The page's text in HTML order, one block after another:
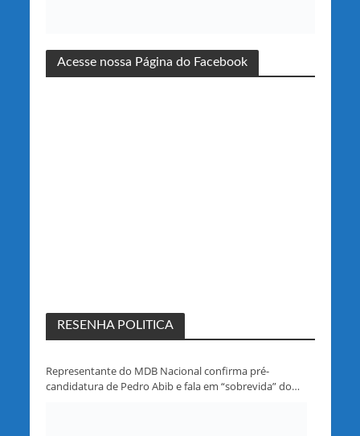
Acesse nossa Página do Facebook
RESENHA POLITICA
Representante do MDB Nacional confirma pré-
candidatura de Pedro Abib e fala em “sobrevida” do